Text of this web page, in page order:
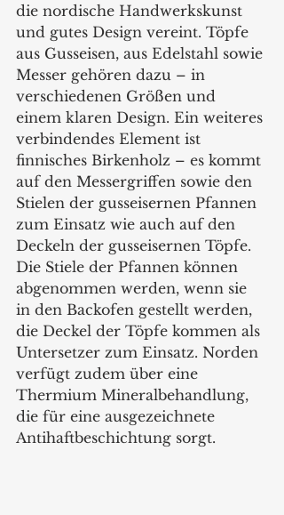
die nordische Handwerkskunst
und gutes Design vereint. Töpfe
aus Gusseisen, aus Edelstahl sowie
Messer gehören dazu – in
verschiedenen Größen und
einem klaren Design. Ein weiteres
verbindendes Element ist
finnisches Birkenholz – es kommt
auf den Messergriffen sowie den
Stielen der gusseisernen Pfannen
zum Einsatz wie auch auf den
Deckeln der gusseisernen Töpfe.
Die Stiele der Pfannen können
abgenommen werden, wenn sie
in den Backofen gestellt werden,
die Deckel der Töpfe kommen als
Untersetzer zum Einsatz. Norden
verfügt zudem über eine
Thermium Mineralbehandlung,
die für eine ausgezeichnete
Antihaftbeschichtung sorgt.